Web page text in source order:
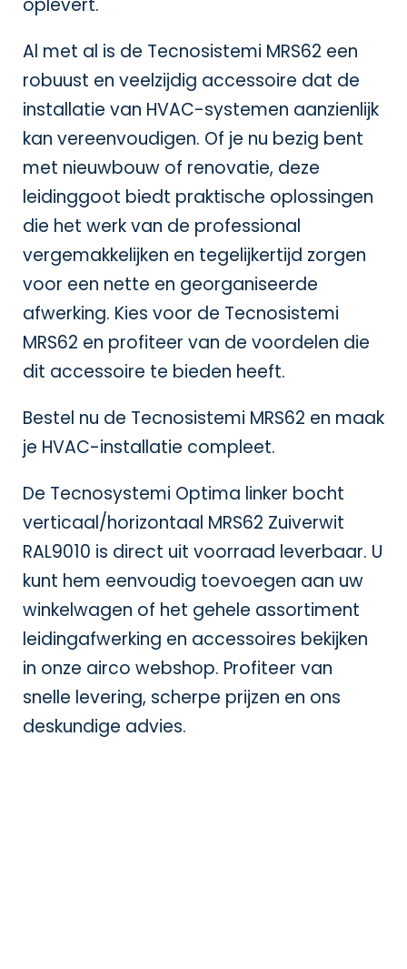
oplevert.
Al met al is de Tecnosistemi MRS62 een
robuust en veelzijdig accessoire dat de
installatie van HVAC-systemen aanzienlijk
kan vereenvoudigen. Of je nu bezig bent
met nieuwbouw of renovatie, deze
leidinggoot biedt praktische oplossingen
die het werk van de professional
vergemakkelijken en tegelijkertijd zorgen
voor een nette en georganiseerde
afwerking. Kies voor de Tecnosistemi
MRS62 en profiteer van de voordelen die
dit accessoire te bieden heeft.
Bestel nu de Tecnosistemi MRS62 en maak
je HVAC-installatie compleet.
De Tecnosystemi Optima linker bocht
verticaal/horizontaal MRS62 Zuiverwit
RAL9010 is direct uit voorraad leverbaar. U
kunt hem eenvoudig toevoegen aan uw
winkelwagen of het gehele assortiment
leidingafwerking en accessoires bekijken
in onze airco webshop. Profiteer van
snelle levering, scherpe prijzen en ons
deskundige advies.